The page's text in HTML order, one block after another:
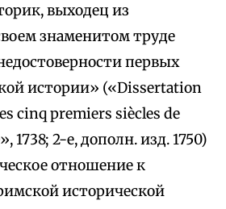
выходец из
знаменитом труде
первых
истории» («Dissertation
cinq premiers siècles de
1738; 2-е, дополн. изд. 1750)
отношение к
исторической